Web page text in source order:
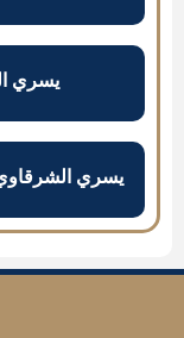
يسري
يسري الشرقاوي